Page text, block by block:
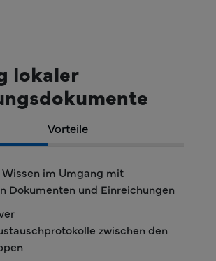
lokaler
Vorteile
im Umgang mit
Dokumenten und Einreichungen
zwischen den